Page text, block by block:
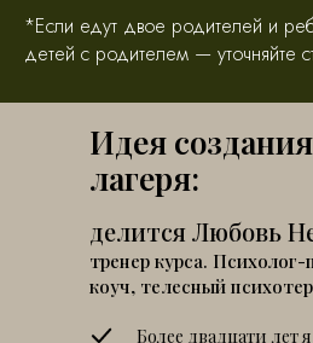
*Если едут двое родителей и
детей с родителем — уточняйте
Идея
лагеря:
делится Любовь
тренер курса. Психолог-
коуч, телесный
Более двадцати лет